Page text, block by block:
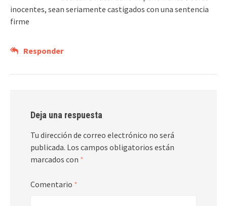
inocentes, sean seriamente castigados con una sentencia
firme
Responder
Deja una respuesta
Tu dirección de correo electrónico no será
publicada. Los campos obligatorios están
marcados con *
Comentario *